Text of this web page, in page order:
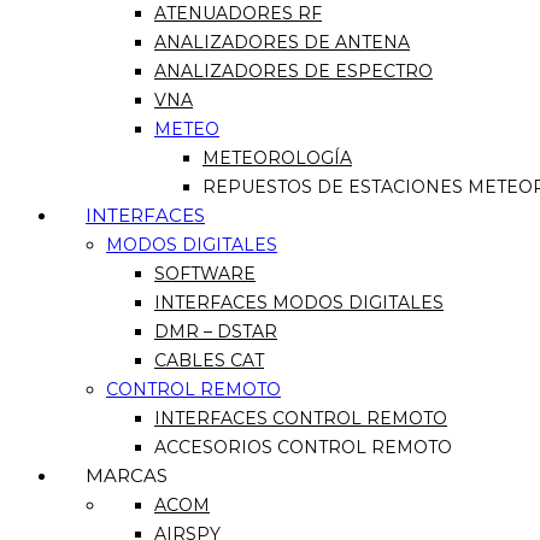
ATENUADORES RF
ANALIZADORES DE ANTENA
ANALIZADORES DE ESPECTRO
VNA
METEO
METEOROLOGÍA
REPUESTOS DE ESTACIONES
INTERFACES
MODOS DIGITALES
SOFTWARE
INTERFACES MODOS DIGITALES
DMR – DSTAR
CABLES CAT
CONTROL REMOTO
INTERFACES CONTROL REMOTO
ACCESORIOS CONTROL REMOTO
MARCAS
ACOM
AIRSPY